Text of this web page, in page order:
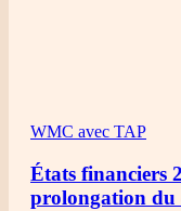
WMC avec TAP
États financiers
prolongation du